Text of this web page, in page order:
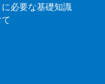
必要な基礎知識